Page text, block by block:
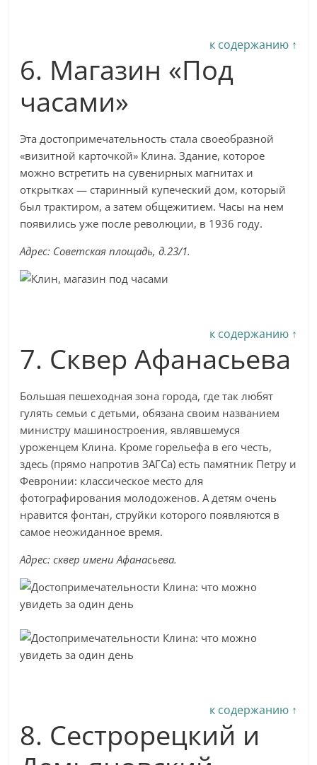
к содержанию ↑
6. Магазин «Под
часами»
Эта достопримечательность стала своеобразной
«визитной карточкой» Клина. Здание, которое
можно встретить на сувенирных магнитах и
открытках — старинный купеческий дом, который
был трактиром, а затем общежитием. Часы на нем
появились уже после революции, в 1936 году.
Адрес: Советская площадь, д.23/1.
к содержанию ↑
7. Сквер Афанасьева
Большая пешеходная зона города, где так любят
гулять семьи с детьми, обязана своим названием
министру машиностроения, являвшемуся
уроженцем Клина. Кроме горельефа в его честь,
здесь (прямо напротив ЗАГСа) есть памятник Петру и
Февронии: классическое место для
фотографирования молодоженов. А детям очень
нравится фонтан, струйки которого появляются в
самое неожиданное время.
Адрес: сквер имени Афанасьева.
к содержанию ↑
8. Сестрорецкий и